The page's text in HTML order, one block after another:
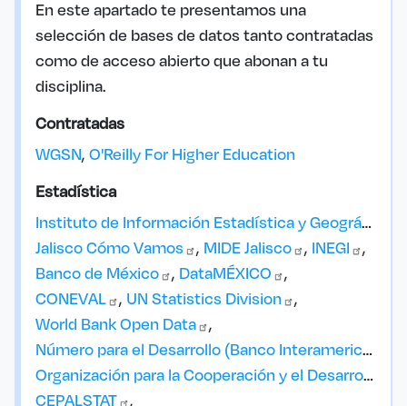
En este apartado te presentamos una
selección de bases de datos tanto contratadas
como de acceso abierto que abonan a tu
disciplina.
Contratadas
WGSN O'Reilly For Higher Education
Estadística
Instituto de Información Estadística y Geográfica
Jalisco CómoVamos MIDEJalisco
INEGI
Banco de México
DataMÉXICO
CONEVAL
UN StatisticsDivision
World Bank OpenData
Número para el Desarrollo (Banco Interamericano de
Organización para la Cooperación y el Desarrollo Económico
CEPALSTAT